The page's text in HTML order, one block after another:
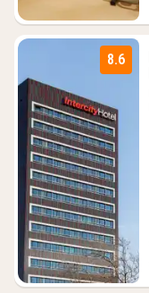
8.6